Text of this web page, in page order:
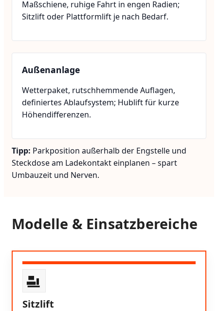
Maßschiene, ruhige Fahrt in engen Radien;
Sitzlift oder Plattformlift je nach Bedarf.
Außenanlage
Wetterpaket, rutschhemmende Auflagen,
definiertes Ablaufsystem; Hublift für kurze
Höhendifferenzen.
Tipp: Parkposition außerhalb der Engstelle und
Steckdose am Ladekontakt einplanen – spart
Umbauzeit und Nerven.
Modelle & Einsatzbereiche
Sitzlift